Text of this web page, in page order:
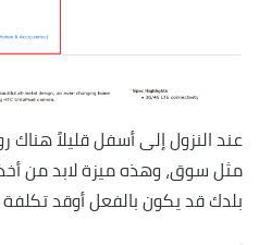
عند النزول إلى أسفل قليلاً هناك
مثل سوق، وهذه ميزة لابد من
بلدك قد يكون بالفعل أوقد تكلفة